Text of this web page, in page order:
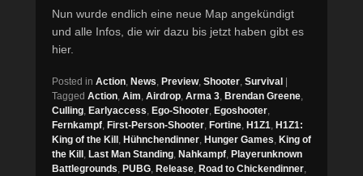
Nun wurde endlich eine neue Map angekündigt
und alle Infos, die wir dazu bis jetzt haben gibt es
hier.
Posted in Action, News, Preview, Shooter, Survival
Tagged Action, Aim, Airdrop, Arma 3, Brendan Greene,
Culling, Earlyaccess, Ego-Shooter, Egoshooter,
Fernkampf, First-Person-Shooter, Fortine, H1Z1, H1Z1:
King of the Kill , Hühnchendinner, Hunger Games, King of
the Kill , Last Man Standing, Nahkampf, Playerunknown
Battlegrounds, PUBG, Release, Road to Chickendinner,